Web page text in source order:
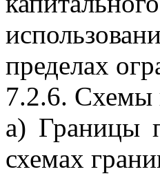
пределах
7.2.6. Схемы
а) Границы
схемах